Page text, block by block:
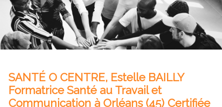
SANTÉ O CENTRE, Estelle BAILLY
Formatrice Santé au Travail et
Communication à Orléans (45) Certifiée